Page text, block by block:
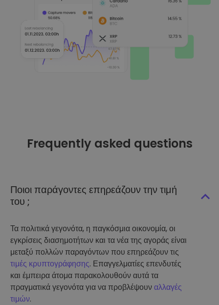
Frequently asked questions
Ποιοι παράγοντες επηρεάζουν την τιμή
του ;
Τα πολιτικά γεγονότα, η παγκόσμια οικονομία, οι
εγκρίσεις διασημοτήτων και τα νέα της αγοράς είναι
μεταξύ πολλών παραγόντων που επηρεάζουν τις
τιμές κρυπτογράφησης. Επαγγελματίες επενδυτές
και έμπειρα άτομα παρακολουθούν αυτά τα
πραγματικά γεγονότα για να προβλέψουναλλαγές
τιμών.